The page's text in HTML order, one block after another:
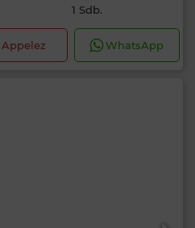
1 Sdb.
Appelez WhatsApp